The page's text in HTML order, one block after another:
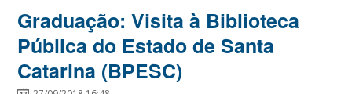
Graduação: Visita à Biblioteca
Pública do Estado de Santa
Catarina (BPESC)